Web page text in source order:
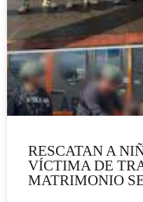
RESCATAN A
VÍCTIMA DE
MATRIMONIO